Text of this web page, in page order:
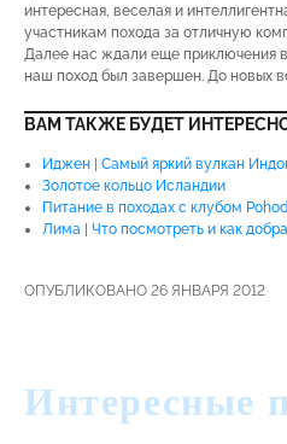
интересная, веселая и
участникам похода за отличную
Далее нас ждали еще приключения
наш поход был завершен. До новых
ВАМ ТАКЖЕ БУДЕТ
Иджен | Самый яркий вулкан
Золотое кольцо Исландии
Питание в походах с клубом
Лима | Что посмотреть и как
ОПУБЛИКОВАНО 26 ЯНВАРЯ 2012
Интересные